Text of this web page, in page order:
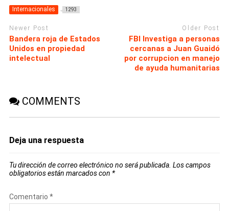
Internacionales 1293
Newer Post
Bandera roja de Estados
Unidos en propiedad
intelectual
Older Post
FBI Investiga a personas
cercanas a Juan Guaidó
por corrupcion en manejo
de ayuda humanitarias
COMMENTS
Deja una respuesta
Tu dirección de correo electrónico no será publicada. Los campos
obligatorios están marcados con *
Comentario *